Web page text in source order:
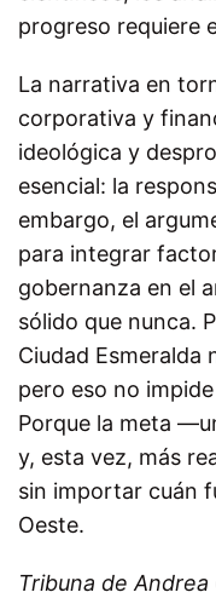
progreso requiere
La narrativa en
corporativa y
ideológica y
esencial: la
embargo, el
para integrar
gobernanza en el
sólido que nunca.
Ciudad Esmeralda
pero eso no
Porque la meta
y, esta vez, más
sin importar cuán
Oeste.
Tribuna de